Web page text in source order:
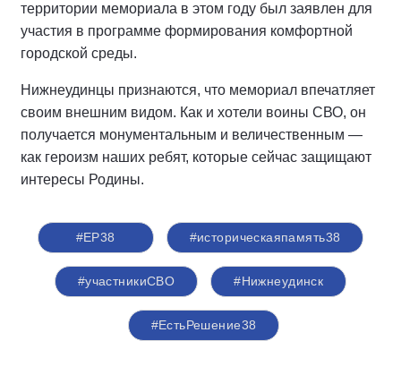
территории мемориала в этом году был заявлен для
участия в программе формирования комфортной
городской среды.
Нижнеудинцы признаются, что мемориал впечатляет
своим внешним видом. Как и хотели воины СВО, он
получается монументальным и величественным —
как героизм наших ребят, которые сейчас защищают
интересы Родины.
#ЕР38 #историческаяпамять38
#участникиСВО #Нижнеудинск
#ЕстьРешение38